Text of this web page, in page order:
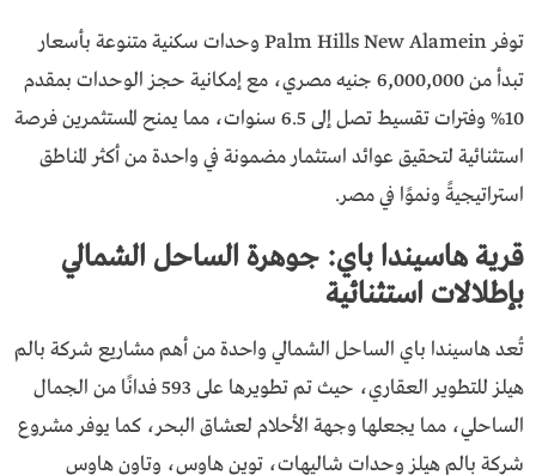
توفر Palm Hills New Alamein وحدات سكنية متنوعة بأسعار
تبدأ من 6,000,000 جنيه مصري، مع إمكانية حجز الوحدات بمقدم
10% وفترات تقسيط تصل إلى 6.5 سنوات، مما يمنح المستثمرين فرصة
استثنائية لتحقيق عوائد استثمار مضمونة في واحدة من أكثر المناطق
استراتيجيةً ونموًا في مصر.
قرية هاسيندا باي: جوهرة الساحل الشمالي
بإطلالات استثنائية
تُعد هاسيندا باي الساحل الشمالي واحدة من أهم مشاريع شركة بالم
هيلز للتطوير العقاري، حيث تم تطويرها على 593 فدانًا من الجمال
الساحلي، مما يجعلها وجهة الأحلام لعشاق البحر، كما يوفر مشروع
شركة بالم هيلز وحدات شاليهات، توين هاوس، وتاون هاوس